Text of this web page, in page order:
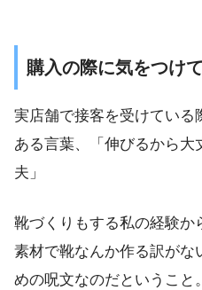
購入の際に気をつけ
実店舗で接客を受けている
ある言葉、
「伸びるから
夫」
靴づくりもする私の経験か
素材で靴なんか作る訳がな
めの呪文なのだということ。